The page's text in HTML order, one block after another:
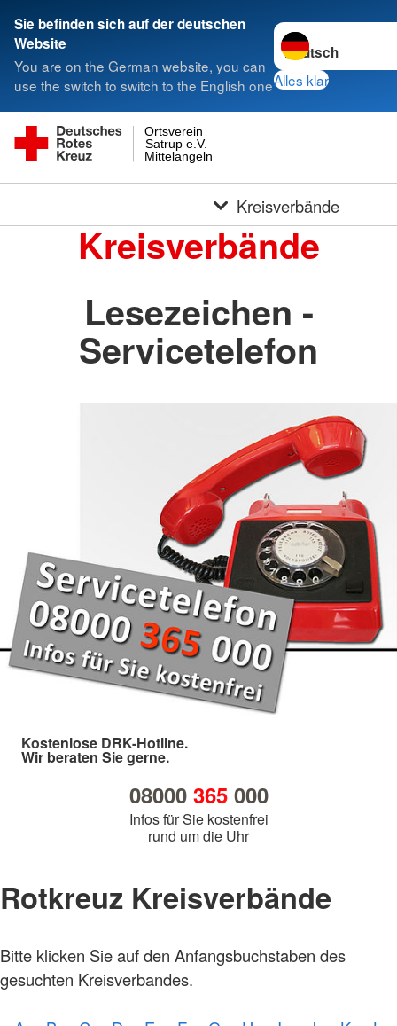
Sie befinden sich auf der deutschen
Website
You are on the German website, you can
use the switch to switch to the English one
Sprache wechseln
Alles klar
Mittelangeln
Satrup e.V.
Ortsverein
Kreisverbände
Kreisverbände
Lesezeichen -
Servicetelefon
Kostenlose DRK-Hotline.
Wir beraten Sie gerne.
08000 365000
Infos für Sie kostenfrei
rund um die Uhr
Rotkreuz Kreisverbände
Bitte klicken Sie auf den Anfangsbuchstaben des
gesuchten Kreisverbandes.